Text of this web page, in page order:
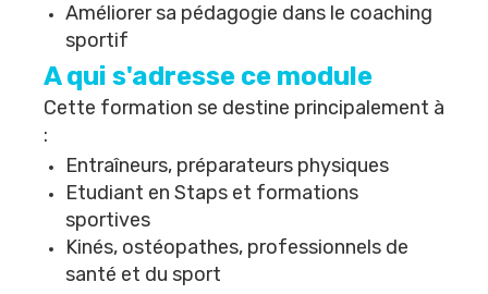
Améliorer sa pédagogie dans le coaching
sportif
A qui s'adresse ce module
Cette formation se destine principalement à
:
Entraîneurs, préparateurs physiques
Etudiant en Staps et formations
sportives
Kinés, ostéopathes, professionnels de
santé et du sport